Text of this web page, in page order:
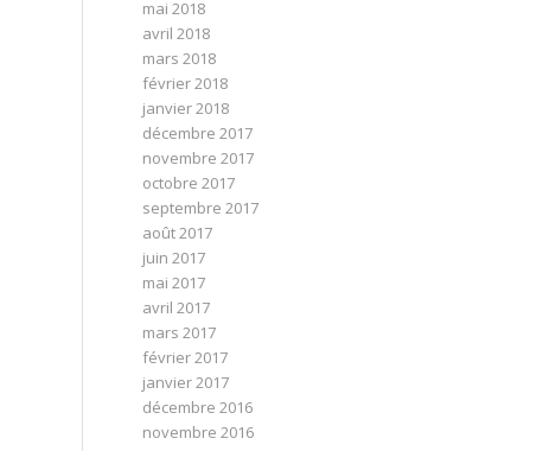
mai 2018
avril 2018
mars 2018
février 2018
janvier 2018
décembre 2017
novembre 2017
octobre 2017
septembre 2017
août 2017
juin 2017
mai 2017
avril 2017
mars 2017
février 2017
janvier 2017
décembre 2016
novembre 2016